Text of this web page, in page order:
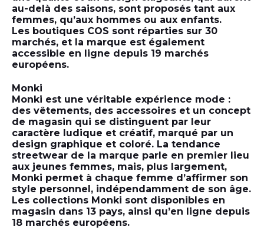
au-delà des saisons, sont proposés tant aux
femmes, qu’aux hommes ou aux enfants.
Les boutiques COS sont réparties sur 30
marchés, et la marque est également
accessible en ligne depuis 19 marchés
européens.
Monki
Monki est une véritable expérience mode :
des vêtements, des accessoires et un concept
de magasin qui se distinguent par leur
caractère ludique et créatif, marqué par un
design graphique et coloré. La tendance
streetwear de la marque parle en premier lieu
aux jeunes femmes, mais, plus largement,
Monki permet à chaque femme d’affirmer son
style personnel, indépendamment de son âge.
Les collections Monki sont disponibles en
magasin dans 13 pays, ainsi qu’en ligne depuis
18 marchés européens.